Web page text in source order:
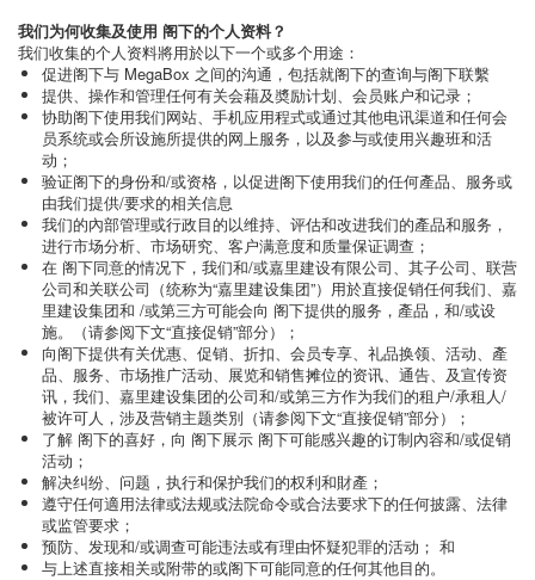
我们为何收集及使用 阁下的个人资料？
我们收集的个人资料將用於以下一个或多个用途：
促进阁下与 MegaBox 之间的沟通，包括就阁下的查询与阁下联繫
提供、操作和管理任何有关会藉及奬励计划、会员账户和记录；
协助阁下使用我们网站、手机应用程式或通过其他电讯渠道和任何会
员系统或会所设施所提供的网上服务，以及参与或使用兴趣班和活
动；
验证阁下的身份和/或资格，以促进阁下使用我们的任何產品、服务或
由我们提供/要求的相关信息
我们的內部管理或行政目的以维持、评估和改进我们的產品和服务，
进行市场分析、市场研究、客户满意度和质量保证调查；
在 阁下同意的情况下，我们和/或嘉里建设有限公司、其子公司、联营
公司和关联公司（统称为“嘉里建设集团”）用於直接促销任何我们、嘉
里建设集团和 /或第三方可能会向 阁下提供的服务，產品，和/或设
施。（请参阅下文“直接促销”部分）；
向阁下提供有关优惠、促销、折扣、会员专享、礼品换领、活动、產
品、服务、市场推广活动、展览和销售摊位的资讯、通告、及宣传资
讯，我们、嘉里建设集团的公司和/或第三方作为我们的租户/承租人/
被许可人，涉及营销主题类別（请参阅下文“直接促销”部分）；
了解 阁下的喜好，向 阁下展示 阁下可能感兴趣的订制內容和/或促销
活动；
解决纠纷、问题，执行和保护我们的权利和財產；
遵守任何適用法律或法规或法院命令或合法要求下的任何披露、法律
或监管要求；
预防、发现和/或调查可能违法或有理由怀疑犯罪的活动； 和
与上述直接相关或附带的或阁下可能同意的任何其他目的。